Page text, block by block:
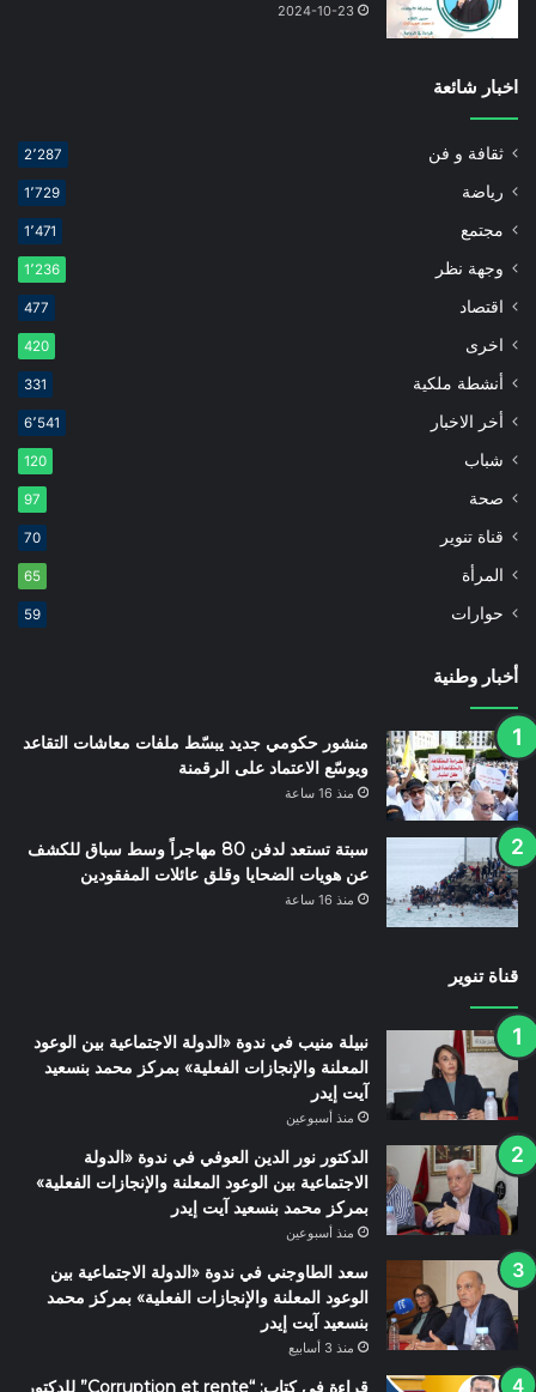
2024-10-23
اخبار شائعة
ثقافة و فن 2٬287
رياضة 1٬729
مجتمع 1٬471
وجهة نظر 1٬236
اقتصاد 477
اخرى 420
أنشطة ملكية 331
أخر الاخبار 6٬541
شباب 120
صحة 97
قناة تنوير 70
المرأة 65
حوارات 59
أخبار وطنية
منشور حكومي جديد يبسّط ملفات معاشات التقاعد
ويوسّع الاعتماد على الرقمنة
منذ 16 ساعة
سبتة تستعد لدفن 80 مهاجراً وسط سباق للكشف
عن هويات الضحايا وقلق عائلات المفقودين
منذ 16 ساعة
قناة تنوير
نبيلة منيب في ندوة «الدولة الاجتماعية بين الوعود
المعلنة والإنجازات الفعلية» بمركز محمد بنسعيد
آيت إيدر
منذ أسبوعين
الدكتور نور الدين العوفي في ندوة «الدولة
الاجتماعية بين الوعود المعلنة والإنجازات الفعلية»
بمركز محمد بنسعيد آيت إيدر
منذ أسبوعين
سعد الطاوجني في ندوة «الدولة الاجتماعية بين
الوعود المعلنة والإنجازات الفعلية» بمركز محمد
بنسعيد آيت إيدر
منذ 3 أسابيع
قراءة في كتاب: “Corruption et rente” للدكتور